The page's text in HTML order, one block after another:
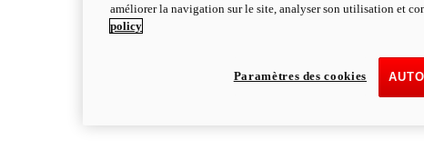
améliorer la navigation sur le site, analyser son utilisation et
policy
Paramètres des cookies